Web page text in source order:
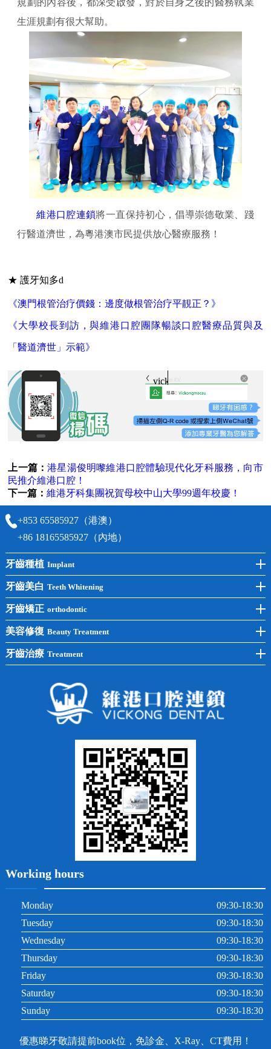
規劃的內容後，都深受啟發，對於自身之後的醫務執業
生涯規劃有很大幫助。
維港口腔連鎖將一直保持初心，倡導崇德敬業、踐
行醫道濟世，為粵港澳市民提供放心醫療服務！
★ 護牙知多d
《澳門根管治疗價錢：邊度做根管治疗平靚正？》
《大學校長到訪，與維港口腔團隊暢談口腔醫療品質與及
「醫道濟世」示範》
vickongmacau
上一篇：港星湯俊明嚟維港口腔體驗現代化牙科服務，向市
民推介維港口腔！
下一篇：維港牙科集團祝賀母校中山大學99週年校慶！
+853 65585927（港澳）
+86 18165585927（內地）
牙齒種植 Implant
前牙種植
後牙種植
單顆種植
半口種植
全口種植
牙齒美白 Teeth Whitening
冷光美白
洗牙
黃黑牙
常見問題
牙齒矯正 orthodontic
牙齒矯正
兒童矯正
牙列不齊
美容修復 Beauty Treatment
全瓷牙
牙齒治療 Treatment
牙齦出血
Working hours
Monday
09:30-18:30
Tuesday
09:30-18:30
Wednesday
09:30-18:30
Thursday
09:30-18:30
Friday
09:30-18:30
Saturday
09:30-18:30
Sunday
09:30-18:30
優惠睇牙敬請提前book位，免診金、X-Ray、CT費用！